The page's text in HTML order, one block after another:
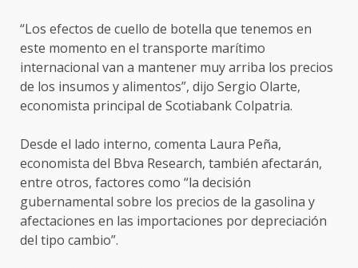
“Los efectos de cuello de botella que tenemos en
este momento en el transporte marítimo
internacional van a mantener muy arriba los precios
de los insumos y alimentos”, dijo Sergio Olarte,
economista principal de Scotiabank Colpatria.
Desde el lado interno, comenta Laura Peña,
economista del Bbva Research, también afectarán,
entre otros, factores como “la decisión
gubernamental sobre los precios de la gasolina y
afectaciones en las importaciones por depreciación
del tipo cambio”.